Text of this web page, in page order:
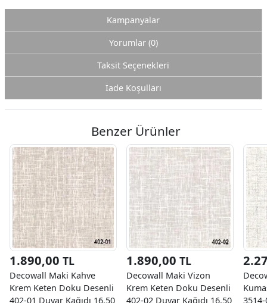
Kampanyalar
Yorumlar (0)
Taksit Seçenekleri
İade Koşulları
Benzer Ürünler
1.890,00 TL
Decowall Maki Kahve
Krem Keten Doku Desenli
402-01 Duvar Kağıdı 16.50
1.890,00 TL
Decowall Maki Vizon
Krem Keten Doku Desenli
402-02 Duvar Kağıdı 16.50
3514-